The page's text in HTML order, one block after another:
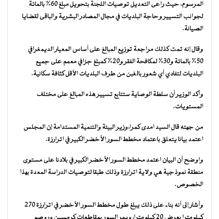
المرسوم، حيث راعى التعديل توصيات اللجنة بتحويل مبلغ 60% بالمائة
لجوانب التسيير وحاجة البلديات في مجال المصادر البشرية والباقى لقضايا
الصيانة.
وقال إنه تمت كذلك مراجعة توزيع المبالغ على أساس المعيار الديمغرافي
50% بالمائة و30% لمكافحة الفقر و20% كمبلغ جزافي معمم على جميع
البلديات لتفادي أي شعور بالغبن من طرف البلديات الأقل كثافة سكانية.
وأكد الوزير أن سلطة الوصاية ستتابع تسيير هذه المبالغ على مختلف
المستويات.
من جهته قال السيد امدى كمرا،وزير البيئة والتنمية المستدامة إن المجلس
اعتمد بيانا يتعلق باعتماد مخطط السور الأخضر الكبير في اترارزة.
واوضح أن البيان اعتمد مخطط السور الأخضر الكبير في بلادنا على مستوى
منطقة نموذجية هي ولاية اترارزة وذلك طبقا لتوصيات الدراسة المعدة بهذا
الخصوص.
وأشار إلى أنه بناء على ذلك يبلغ طول مخطط السور الأخضر في اترارزة 270